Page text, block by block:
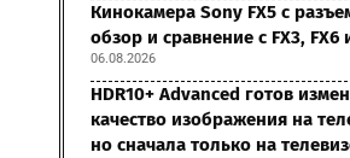
Кинокамера Sony FX5 с
обзор и сравнение с FX3, FX6
06.08.2026
HDR10+ Advanced готов
качество изображения на
но сначала только на